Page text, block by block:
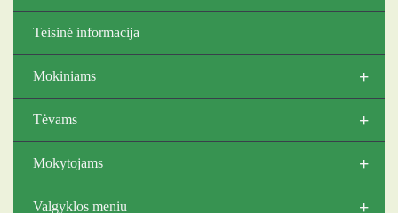
Teisinė informacija
+
Mokiniams
+
Tėvams
+
Mokytojams
+
Valgyklos meniu